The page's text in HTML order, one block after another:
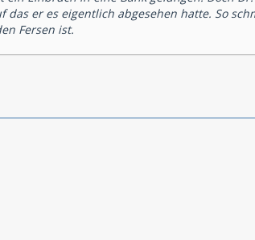
das er es eigentlich abgesehen hatte. So
Fersen ist.